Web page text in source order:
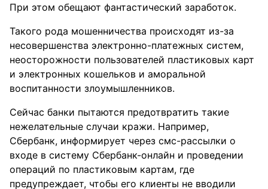
При этом обещают фантастический заработок.
Такого рода мошенничества происходят из-за
несовершенства электронно-платежных систем,
неосторожности пользователей пластиковых карт
и электронных кошельков и аморальной
воспитанности злоумышленников.
Сейчас банки пытаются предотвратить такие
нежелательные случаи кражи. Например,
Сбербанк, информирует через смс-рассылки о
входе в систему Сбербанк-онлайн и проведении
операций по пластиковым картам, где
предупреждает, чтобы его клиенты не вводили